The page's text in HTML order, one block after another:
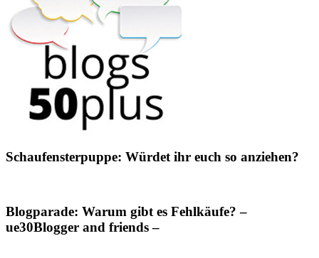
Schaufensterpuppe: Würdet ihr euch so anziehen?
Blogparade: Warum gibt es Fehlkäufe? –
ue30Blogger and friends –